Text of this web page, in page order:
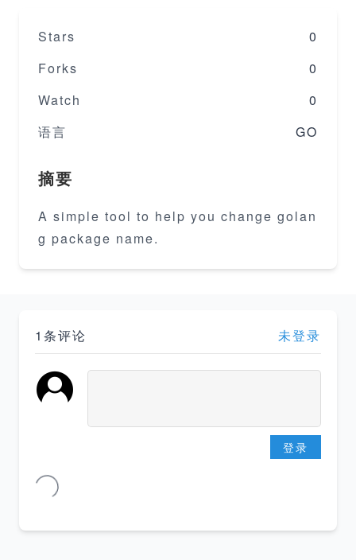
Stars
0
Forks
0
Watch
0
语言
GO
摘要
A simple tool to help you change golan
g package name.
1条评论 未登录
登录